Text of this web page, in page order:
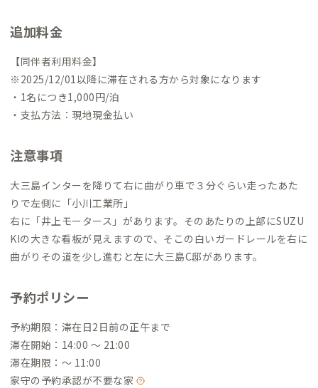
追加料金
【同伴者利用料金】
※2025/12/01以降に滞在される方から対象になります
・1名につき1,000円/泊
・支払方法：現地現金払い
注意事項
大三島インターを降りて右に曲がり車で３分ぐらい走ったあた
りで左側に「小川工業所」
右に「井上モータース」があります。そのあたりの上部にSUZU
KIの大きな看板が見えますので、そこの白いガードレールを右に
曲がりその道を少し進むと左に大三島C邸があります。
予約ポリシー
予約期限：滞在日2日前の正午まで
滞在開始：14:00 〜 21:00
滞在期限：〜 11:00
家守の予約承認が不要な家